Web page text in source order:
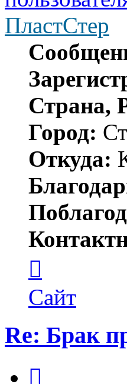
ПластСтер
Страна,
Город:
Откуда:
пользователя
ПластСтер
Сайт
Re: Брак